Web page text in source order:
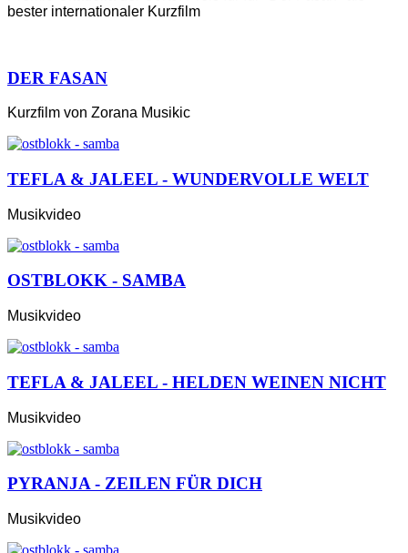
bester internationaler Kurzfilm
DER FASAN
Kurzfilm von Zorana Musikic
TEFLA & JALEEL - WUNDERVOLLE WELT
Musikvideo
OSTBLOKK - SAMBA
Musikvideo
TEFLA & JALEEL - HELDEN WEINEN NICHT
Musikvideo
PYRANJA - ZEILEN FÜR DICH
Musikvideo